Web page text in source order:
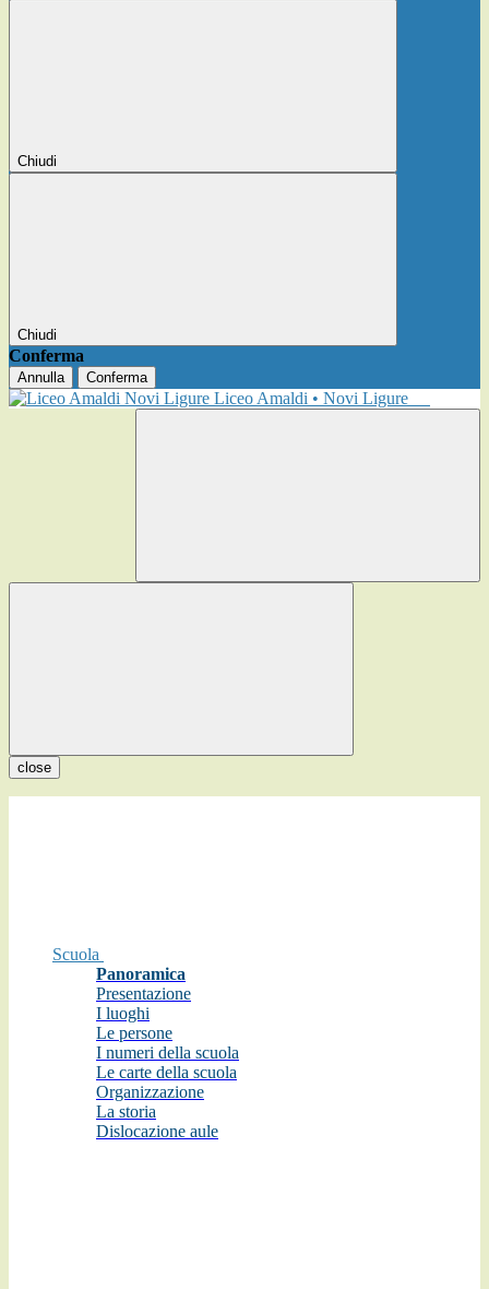
Chiudi
Chiudi
Conferma
Annulla Conferma
Liceo Amaldi • Novi Ligure
close
Scuola
Panoramica
Presentazione
I luoghi
Le persone
I numeri della scuola
Le carte della scuola
Organizzazione
La storia
Dislocazione aule